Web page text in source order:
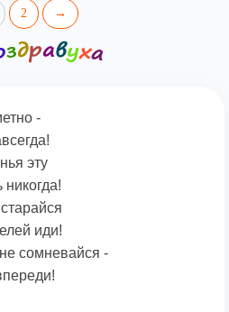
2 →
-
эту
иди!
сомневайся -